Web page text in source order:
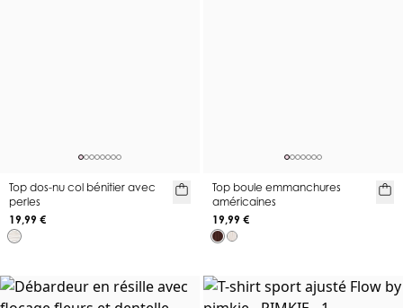
Top dos-nu col bénitier avec
perles
19,99 €
Top boule emmanchures
américaines
19,99 €